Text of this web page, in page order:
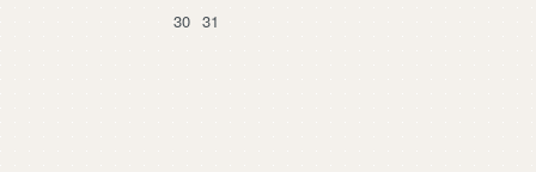
30 31